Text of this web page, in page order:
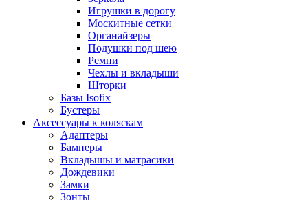
Игрушки в дорогу
Москитные сетки
Органайзеры
Подушки под шею
Ремни
Чехлы и вкладыши
Шторки
Базы Isofix
Бустеры
Аксессуары к коляскам
Адаптеры
Бамперы
Вкладышы и матрасики
Дождевики
Замки
Зонты